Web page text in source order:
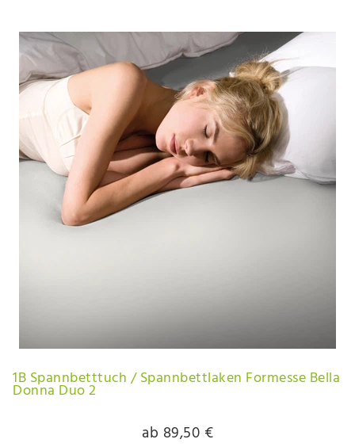
1B Spannbetttuch / Spannbettlaken Formesse Bella
Donna Duo 2
ab 89,50 €